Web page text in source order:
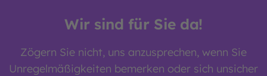
Wir sind für Sie da!
Zögern Sie nicht, uns anzusprechen, wenn Sie
Unregelmäßigkeiten bemerken oder sich unsicher